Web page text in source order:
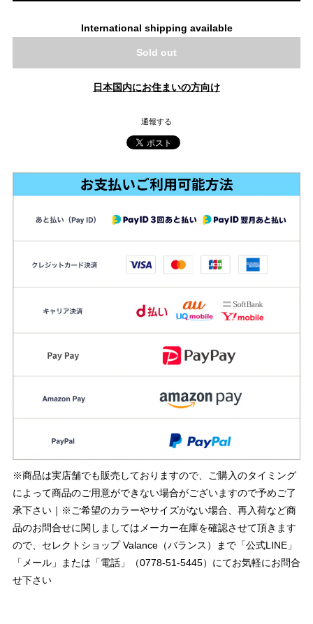
International shipping available
Sold out
日本国内にお住まいの方向け
通報する
※商品は実店舗でも販売しておりますので、ご購入のタイミング
によって商品のご用意ができない場合がございますので予めご了
承下さい｜※ご希望のカラーやサイズがない場合、再入荷など商
品のお問合せに関しましてはメーカー在庫を確認させて頂きます
ので、セレクトショップ Valance（バランス）まで「公式LINE」
「メール」または「電話」（0778-51-5445）にてお気軽にお問合
せ下さい